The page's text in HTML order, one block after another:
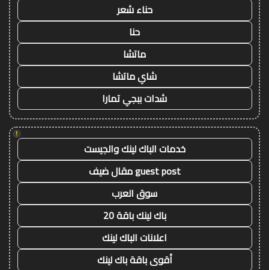
حناء شعر
حنا
ماتشا
شاي ماتشا
شدات ببجي تمارا
!
خدمات الباك لينك والجيست
guest post مقال ضيف
سوق العرب
باك لينك باقة 20
اعلانات الباك لينك
أقوى باقة باك لينك